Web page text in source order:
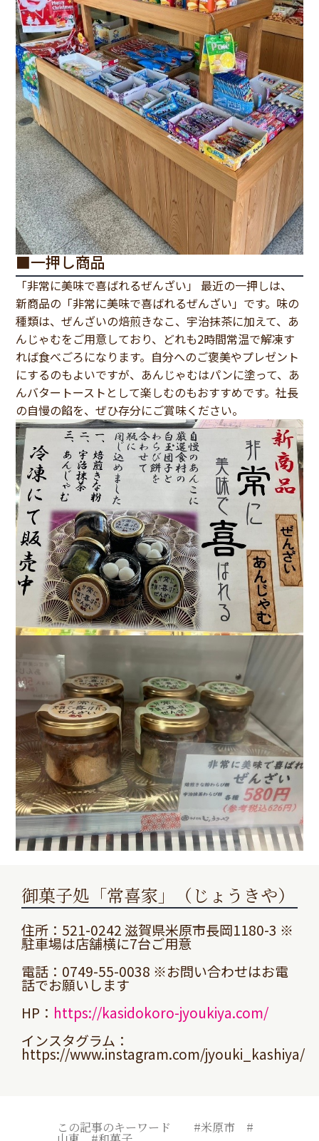
■一押し商品
「非常に美味で喜ばれるぜんざい」 最近の一押しは、
新商品の「非常に美味で喜ばれるぜんざい」です。味の
種類は、ぜんざいの焙煎きなこ、宇治抹茶に加えて、あ
んじゃむをご用意しており、どれも2時間常温で解凍す
れば食べごろになります。自分へのご褒美やプレゼント
にするのもよいですが、あんじゃむはパンに塗って、あ
んバタートーストとして楽しむのもおすすめです。社長
の自慢の餡を、ぜひ存分にご賞味ください。
御菓子処「常喜家」（じょうきや）
住所：521-0242 滋賀県米原市長岡1180-3 ※
駐車場は店舗横に7台ご用意
電話：0749-55-0038 ※お問い合わせはお電
話でお願いします
HP： https://kasidokoro-jyoukiya.com/
インスタグラム：
https://www.instagram.com/jyouki_kashiya/
この記事のキーワード #米原市 #